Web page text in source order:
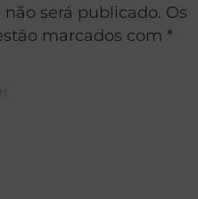
será publicado. Os
marcados com *